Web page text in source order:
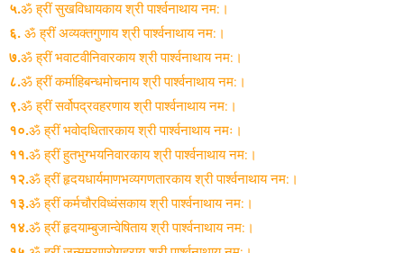
५.ॐ ह्रीं सुखविधायकाय श्री पार्श्वनाथाय नम:।
६. ॐ ह्रीं अव्यक्तगुणाय श्री पार्श्वनाथाय नम:।
७.ॐ ह्रीं भवाटवीनिवारकाय श्री पार्श्वनाथाय नम:।
८.ॐ ह्रीं कर्माहिबन्धमोचनाय श्री पार्श्वनाथाय नम:।
९.ॐ ह्रीं सर्वोपद्रवहरणाय श्री पार्श्वनाथाय नम:।
१०.ॐ ह्रीं भवोदधितारकाय श्री पार्श्वनाथाय नमः।
११.ॐ ह्रीं हुतभुग्भयनिवारकाय श्री पार्श्वनाथाय नम:।
१२.ॐ ह्रीं हृदयधार्यमाणभव्यगणतारकाय श्री पार्श्वनाथाय नम:।
१३.ॐ ह्रीं कर्मचौरविध्वंसकाय श्री पार्श्वनाथाय नम:।
१४.ॐ ह्रीं हृदयाम्बुजान्वेषिताय श्री पार्श्वनाथाय नम:।